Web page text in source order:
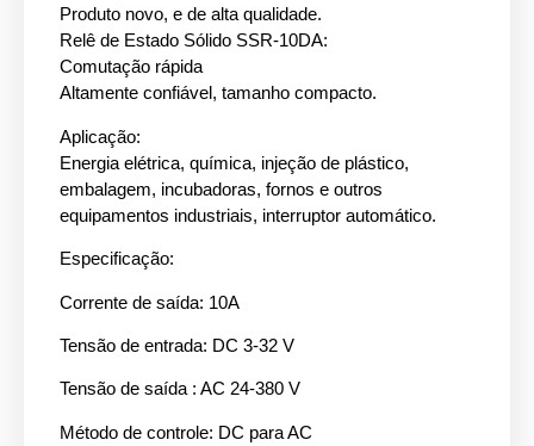
Produto novo, e de alta qualidade.
Relê de Estado Sólido SSR-10DA:
Comutação rápida
Altamente confiável, tamanho compacto.
Aplicação:
Energia elétrica, química, injeção de plástico,
embalagem, incubadoras, fornos e outros
equipamentos industriais, interruptor automático.
Especificação:
Corrente de saída: 10A
Tensão de entrada: DC 3-32 V
Tensão de saída : AC 24-380 V
Método de controle: DC para AC